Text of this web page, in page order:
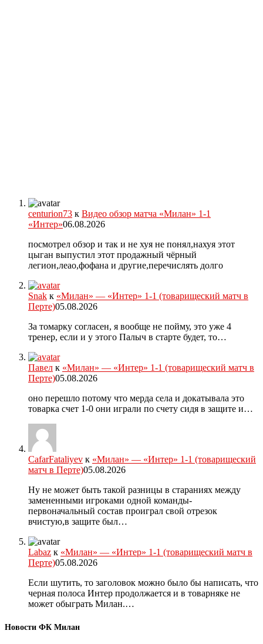
centurion73 к Видео обзор матча «Милан» 1-1
«Интер»06.08.2026
посмотрел обзор и так и не хуя не понял,нахуя этот
цыган выпустил этот продажный чёрный
легион,леао,фофана и другие,перечислять долго
Snak к «Милан» — «Интер» 1-1 (товарищеский матч в
Перте)05.08.2026
За томарку согласен, я вообще не пойму, это уже 4
тренер, если и у этого Палыч в старте будет, то…
Павел к «Милан» — «Интер» 1-1 (товарищеский матч в
Перте)05.08.2026
оно перешло потому что мерда села и докатывала это
товарка счет 1-0 они играли по счету сидя в защите и…
CafarFataliyev к «Милан» — «Интер» 1-1 (товарищеский
матч в Перте)05.08.2026
Ну не может быть такой разницы в стараниях между
замененными игроками одной команды-
первоначальный состав проиграл свой отрезок
вчистую,в защите был…
Labaz к «Милан» — «Интер» 1-1 (товарищеский матч в
Перте)05.08.2026
Если шутить, то заголовок можно было бы написать, что
черная полоса Интер продолжается и в товарняке не
может обыграть Милан.…
Новости ФК Милан